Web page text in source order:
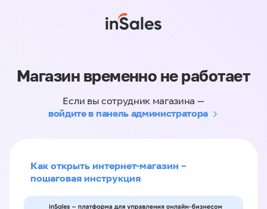
Магазин временно не работает
Если вы сотрудник магазина —
войдите в панель администратора
Как открыть интернет-магазин –
пошаговая инструкция